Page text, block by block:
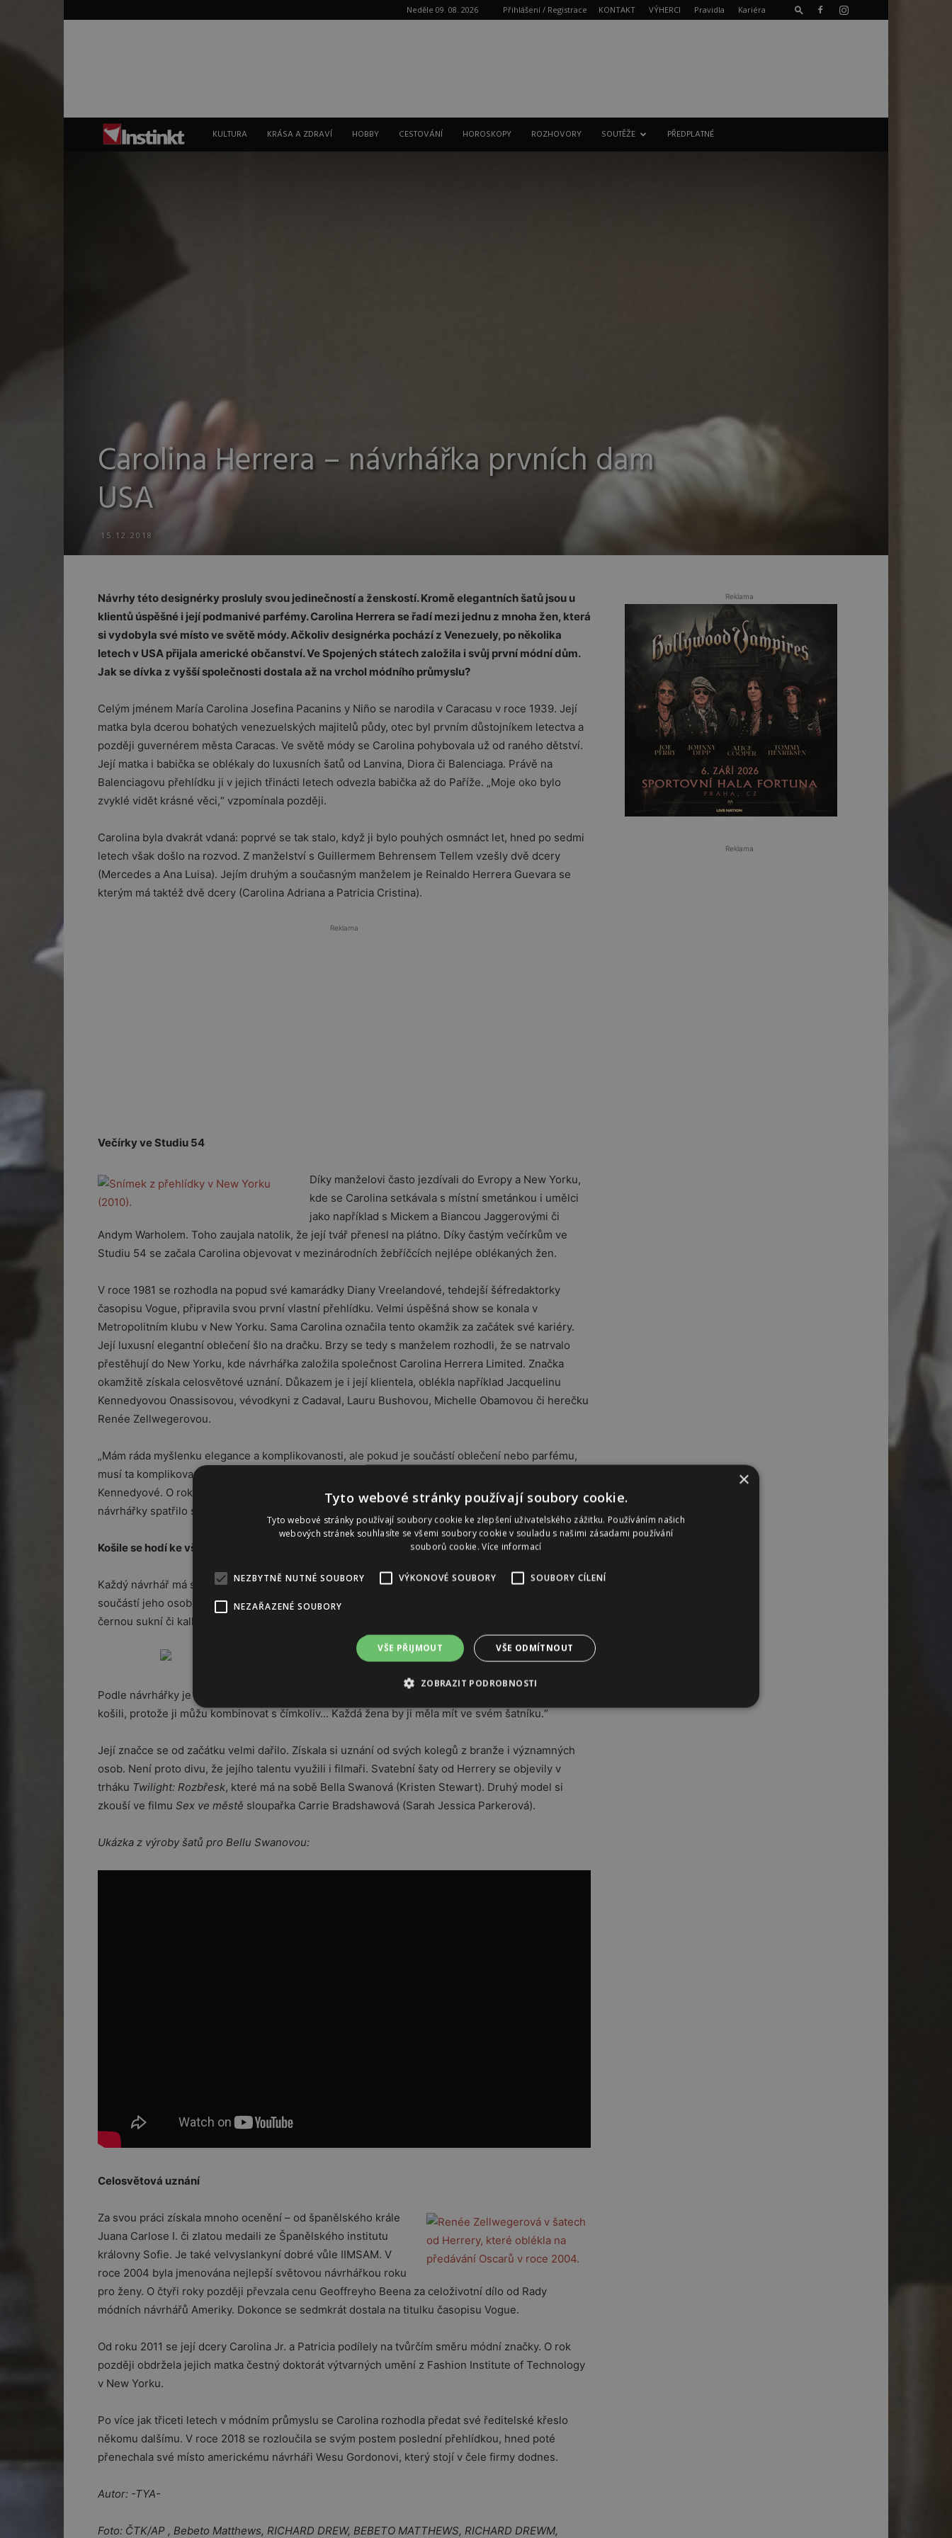
Neděle 09. 08. 2026 Přihlášení / Registrace KONTAKT VÝHERCI Pravidla Kariéra
Instinkt
KULTURA KRÁSA A ZDRAVÍ HOBBY CESTOVÁNÍ HOROSKOPY ROZHOVORY SOUTĚŽE PŘEDPLATNÉ
Carolina Herrera – návrhářka prvních dam
USA
15.12.2018
Návrhy této designérky prosluly svou jedinečností a ženskostí. Kromě elegantních šatů jsou u
klientů úspěšné i její podmanivé parfémy. Carolina Herrera se řadí mezi jednu z mnoha žen, která
si vydobyla své místo ve světě módy. Ačkoliv designérka pochází z Venezuely, po několika
letech v USA přijala americké občanství. Ve Spojených státech založila i svůj první módní dům.
Jak se dívka z vyšší společnosti dostala až na vrchol módního průmyslu?
Celým jménem María Carolina Josefina Pacanins y Niño se narodila v Caracasu v roce 1939. Její
matka byla dcerou bohatých venezuelských majitelů půdy, otec byl prvním důstojníkem letectva a
později guvernérem města Caracas. Ve světě módy se Carolina pohybovala už od raného dětství.
Její matka i babička se oblékaly do luxusních šatů od Lanvina, Diora či Balenciaga. Právě na
Balenciagovu přehlídku ji v jejich třinácti letech odvezla babička až do Paříže. „Moje oko bylo
zvyklé vidět krásné věci,“ vzpomínala později.
Carolina byla dvakrát vdaná: poprvé se tak stalo, když ji bylo pouhých osmnáct let, hned po sedmi
letech však došlo na rozvod. Z manželství s Guillermem Behrensem Tellem vzešly dvě dcery
(Mercedes a Ana Luisa). Jejím druhým a současným manželem je Reinaldo Herrera Guevara se
kterým má taktéž dvě dcery (Carolina Adriana a Patricia Cristina).
Reklama
Večírky ve Studiu 54
Díky manželovi často jezdívali do Evropy a New Yorku,
kde se Carolina setkávala s místní smetánkou i umělci
jako například s Mickem a Biancou Jaggerovými či
Andym Warholem. Toho zaujala natolik, že její tvář přenesl na plátno. Díky častým večírkům ve
Studiu 54 se začala Carolina objevovat v mezinárodních žebříčcích nejlépe oblékaných žen.
V roce 1981 se rozhodla na popud své kamarádky Diany Vreelandové, tehdejší šéfredaktorky
časopisu Vogue, připravila svou první vlastní přehlídku. Velmi úspěšná show se konala v
Metropolitním klubu v New Yorku. Sama Carolina označila tento okamžik za začátek své kariéry.
Její luxusní elegantní oblečení šlo na dračku. Brzy se tedy s manželem rozhodli, že se natrvalo
přestěhují do New Yorku, kde návrhářka založila společnost Carolina Herrera Limited. Značka
okamžitě získala celosvětové uznání. Důkazem je i její klientela, oblékla například Jacquelinu
Kennedyovou Onassisovou, vévodkyni z Cadaval, Lauru Bushovou, Michelle Obamovou či herečku
Renée Zellwegerovou.
„Mám ráda myšlenku elegance a komplikovanosti, ale pokud je součástí oblečení nebo parfému,
musí ta komplikovanost vypadat jednoduše.“ V roce 1986 navrhla svatební šaty Caroline
Kennedyové. O rok později představila svou první svatební kolekci. První parfém nesoucí jméno
návrhářky spatřilo světlo světa v roce 1988, od té doby patří její vůně mezi nejvyhledávanější.
Košile se hodí ke všemu
Každý návrhář má svůj oblíbený kus oblečení nebo barvu, na kterou nedá dopustit a která je takřka
součástí jeho osobnosti. V případě Caroliny to je bílá košile. Nosí ji všude ať už v kombinaci s
černou sukní či kalhotami. Dokonce se velmi často objevuje i v jejích kolekcích.
Podle návrhářky je tento kus oděvu jednoduchý, ale zároveň velmi svůdný. „Celý život nosím bílou
košili, protože ji můžu kombinovat s čímkoliv… Každá žena by ji měla mít ve svém šatníku.“
Její značce se od začátku velmi dařilo. Získala si uznání od svých kolegů z branže i významných
osob. Není proto divu, že jejího talentu využili i filmaři. Svatební šaty od Herrery se objevily v
trháku Twilight: Rozbřesk, které má na sobě Bella Swanová (Kristen Stewart). Druhý model si
zkouší ve filmu Sex ve městě sloupařka Carrie Bradshawová (Sarah Jessica Parkerová).
Ukázka z výroby šatů pro Bellu Swanovou:
Celosvětová uznání
Za svou práci získala mnoho ocenění – od španělského krále
Juana Carlose I. či zlatou medaili ze Španělského institutu
královny Sofie. Je také velvyslankyní dobré vůle IIMSAM. V
roce 2004 byla jmenována nejlepší světovou návrhářkou roku
pro ženy. O čtyři roky později převzala cenu Geoffreyho Beena za celoživotní dílo od Rady
módních návrhářů Ameriky. Dokonce se sedmkrát dostala na titulku časopisu Vogue.
Od roku 2011 se její dcery Carolina Jr. a Patricia podílely na tvůrčím směru módní značky. O rok
později obdržela jejich matka čestný doktorát výtvarných umění z Fashion Institute of Technology
v New Yorku.
Po více jak třiceti letech v módním průmyslu se Carolina rozhodla předat své ředitelské křeslo
někomu dalšímu. V roce 2018 se rozloučila se svým postem poslední přehlídkou, hned poté
přenechala své místo americkému návrháři Wesu Gordonovi, který stojí v čele firmy dodnes.
Autor: -TYA-
Foto: ČTK/AP , Bebeto Matthews, RICHARD DREW, BEBETO MATTHEWS, RICHARD DREWM,
Reklama
Reklama
×
Tyto webové stránky používají soubory cookie.
Tyto webové stránky používají soubory cookie ke zlepšení uživatelského zážitku. Používáním našich
webových stránek souhlasíte se všemi soubory cookie v souladu s našimi zásadami používání
souborů cookie.Více informací
NEZBYTNĚ NUTNÉ SOUBORY VÝKONOVÉ SOUBORY SOUBORY CÍLENÍ
NEZAŘAZENÉ SOUBORY
VŠE PŘIJMOUT VŠE ODMÍTNOUT
ZOBRAZIT PODROBNOSTI